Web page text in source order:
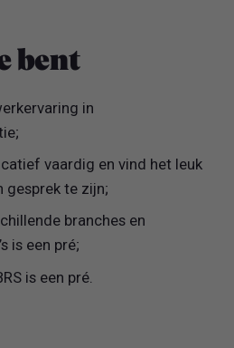
bent
in
vaardig en vind het leuk
gesprek te zijn;
branches en
is een pré;
is een pré.